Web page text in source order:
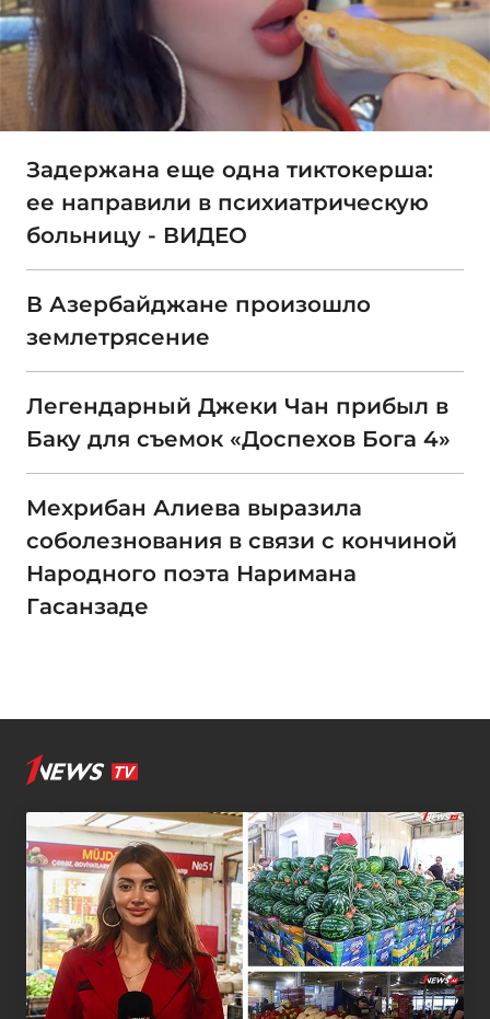
Задержана еще одна тиктокерша:
ее направили в психиатрическую
больницу - ВИДЕО
В Азербайджане произошло
землетрясение
Легендарный Джеки Чан прибыл в
Баку для съемок «Доспехов Бога 4»
Мехрибан Алиева выразила
соболезнования в связи с кончиной
Народного поэта Наримана
Гасанзаде